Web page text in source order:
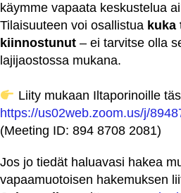
käymme vapaata keskustelua
Tilaisuuteen voi osallistua kuka
kiinnostunut – ei tarvitse olla
lajijaostossa mukana.
Liity mukaan Iltaporinoille
https://us02web.zoom.us/j/
(Meeting ID: 894 8708 2081)
Jos jo tiedät haluavasi hakea
vapaamuotoisen hakemuksen